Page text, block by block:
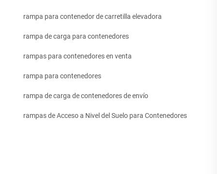
rampa para contenedor de carretilla elevadora
rampa de carga para contenedores
rampas para contenedores en venta
rampa para contenedores
rampa de carga de contenedores de envío
rampas de Acceso a Nivel del Suelo para Contenedores